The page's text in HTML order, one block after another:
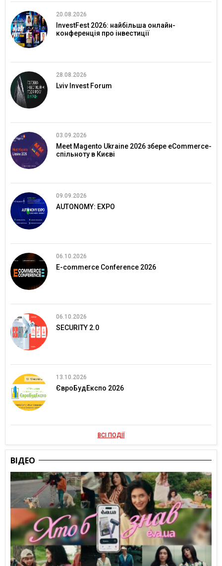
20.08.2026
InvestFest 2026: найбільша онлайн-
конференція про інвестиції
28.08.2026
Lviv Invest Forum
03.09.2026
Meet Magento Ukraine 2026 збере eCommerce-
спільноту в Києві
09.09.2026
AUTONOMY: EXPO
06.10.2026
E-commerce Conference 2026
06.10.2026
SECURITY 2.0
13.10.2026
ЄвроБудЕкспо 2026
ВСІ ПОДІЇ
ВІДЕО